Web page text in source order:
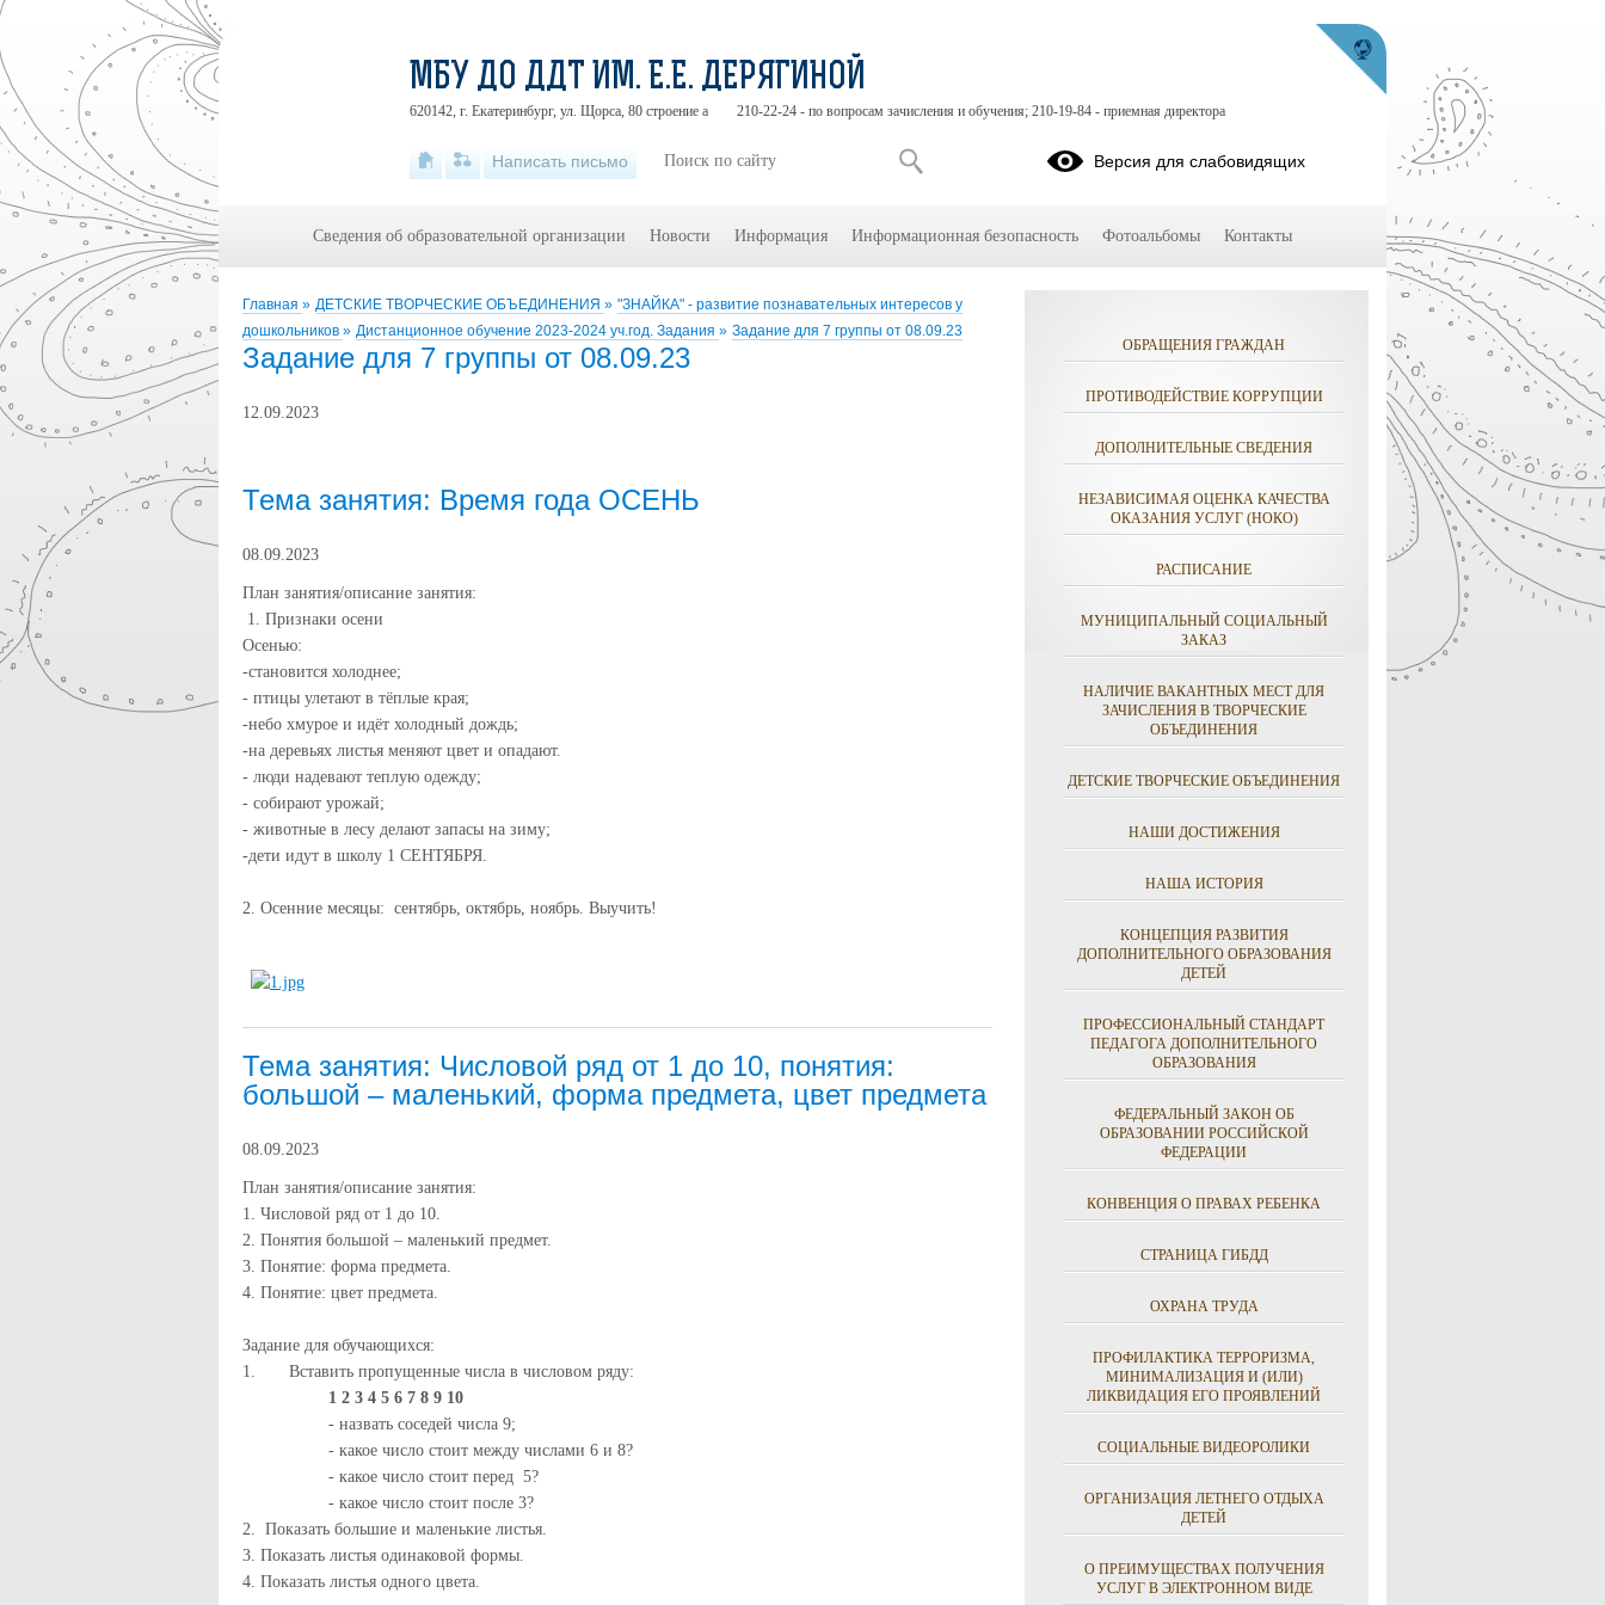
Главная » ДЕТСКИЕ ТВОРЧЕСКИЕ ОБЪЕДИНЕНИЯ » "ЗНАЙКА" - развитие познавательных интересов у
дошкольников » Дистанционное обучение 2023-2024 уч.год. Задания » Задание для 7 группы от 08.09.23
Задание для 7 группы от 08.09.23
12.09.2023
Тема занятия: Время года ОСЕНЬ
08.09.2023
План занятия/описание занятия:
1. Признаки осени
Осенью:
-становится холоднее;
- птицы улетают в тёплые края;
-небо хмурое и идёт холодный дождь;
-на деревьях листья меняют цвет и опадают.
- люди надевают теплую одежду;
- собирают урожай;
- животные в лесу делают запасы на зиму;
-дети идут в школу 1 СЕНТЯБРЯ.
2. Осенние месяцы: сентябрь, октябрь, ноябрь. Выучить!
Тема занятия: Числовой ряд от 1 до 10, понятия:
большой – маленький, форма предмета, цвет предмета
08.09.2023
План занятия/описание занятия:
1. Числовой ряд от 1 до 10.
2. Понятия большой – маленький предмет.
3. Понятие: форма предмета.
4. Понятие: цвет предмета.
Задание для обучающихся:
1.
Вставить пропущенные числа в числовом ряду:
1 2 3 4 5 6 7 8 9 10
- назвать соседей числа 9;
- какое число стоит между числами 6 и 8?
- какое число стоит перед 5?
- какое число стоит после 3?
2. Показать большие и маленькие листья.
3. Показать листья одинаковой формы.
4. Показать листья одного цвета.
ОБРАЩЕНИЯ ГРАЖДАН
ПРОТИВОДЕЙСТВИЕ КОРРУПЦИИ
ДОПОЛНИТЕЛЬНЫЕ СВЕДЕНИЯ
НЕЗАВИСИМАЯ ОЦЕНКА КАЧЕСТВА
ОКАЗАНИЯ УСЛУГ (НОКО)
РАСПИСАНИЕ
МУНИЦИПАЛЬНЫЙ СОЦИАЛЬНЫЙ
ЗАКАЗ
НАЛИЧИЕ ВАКАНТНЫХ МЕСТ ДЛЯ
ЗАЧИСЛЕНИЯ В ТВОРЧЕСКИЕ
ОБЪЕДИНЕНИЯ
ДЕТСКИЕ ТВОРЧЕСКИЕ ОБЪЕДИНЕНИЯ
НАШИ ДОСТИЖЕНИЯ
НАША ИСТОРИЯ
КОНЦЕПЦИЯ РАЗВИТИЯ
ДОПОЛНИТЕЛЬНОГО ОБРАЗОВАНИЯ
ДЕТЕЙ
ПРОФЕССИОНАЛЬНЫЙ СТАНДАРТ
ПЕДАГОГА ДОПОЛНИТЕЛЬНОГО
ОБРАЗОВАНИЯ
ФЕДЕРАЛЬНЫЙ ЗАКОН ОБ
ОБРАЗОВАНИИ РОССИЙСКОЙ
ФЕДЕРАЦИИ
КОНВЕНЦИЯ О ПРАВАХ РЕБЕНКА
СТРАНИЦА ГИБДД
ОХРАНА ТРУДА
ПРОФИЛАКТИКА ТЕРРОРИЗМА,
МИНИМАЛИЗАЦИЯ И (ИЛИ)
ЛИКВИДАЦИЯ ЕГО ПРОЯВЛЕНИЙ
СОЦИАЛЬНЫЕ ВИДЕОРОЛИКИ
ОРГАНИЗАЦИЯ ЛЕТНЕГО ОТДЫХА
ДЕТЕЙ
О ПРЕИМУЩЕСТВАХ ПОЛУЧЕНИЯ
УСЛУГ В ЭЛЕКТРОННОМ ВИДЕ
МБУ ДО ДДТ ИМ. Е.Е. ДЕРЯГИНОЙ
620142, г. Екатеринбург, ул. Щорса, 80 строение а 210-22-24 - по вопросам зачисления и обучения; 210-19-84 - приемная директора
Написать письмо Версия для слабовидящих
Сведения об образовательной организации Новости Информация Информационная безопасность Фотоальбомы Контакты